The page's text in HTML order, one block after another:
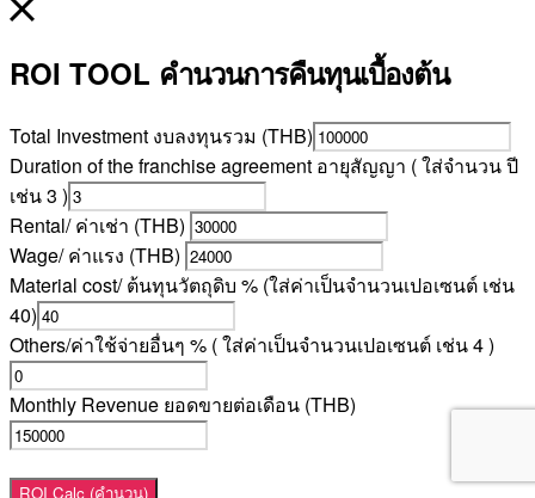
ROI TOOL คำนวนการคืนทุนเบื้องต้น
Total Investment งบลงทุนรวม (THB)
Duration of the franchise agreement อายุสัญญา ( ใส่จำนวน ปี
เช่น 3 )
Rental/ ค่าเช่า (THB)
Wage/ ค่าแรง (THB)
Material cost/ ต้นทุนวัตถุดิบ % (ใส่ค่าเป็นจำนวนเปอเซนต์ เช่น
40)
Others/ค่าใช้จ่ายอื่นๆ % ( ใส่ค่าเป็นจำนวนเปอเซนต์ เช่น 4 )
Monthly Revenue ยอดขายต่อเดือน (THB)
ROI Calc (คำนวน)